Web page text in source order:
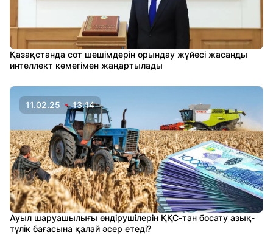
Қазақстанда сот шешімдерін орындау жүйесі жасанды
интеллект көмегімен жаңартылады
11.02.25 13:14
Ауыл шаруашылығы өндірушілерін ҚҚС-тан босату азық-
түлік бағасына қалай әсер етеді?